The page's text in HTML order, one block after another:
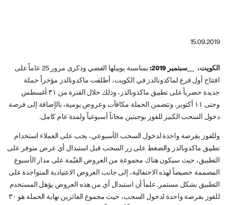
15.09.2019
الكويت، __سبتمبر 2019:
بمناسبة يوبيلها الفضي وذكرى مرور 25 عاماً على
افتتاح أول فرع لماكدونالدز في الكويت، أطلقت ماكدونالدز مؤخراً حملة
جديدة حصرياً على تطبيق ماكدونالدز، وذلك خلال الفترة من ٣١ أغسطس
وحتى ١١ أكتوبر. وتتضمن الحملة مكافآت وعروض يومية، بالإضافة إلى فرصة
دخول السحب الكبير للفوز بوجبتين مجاناً أسبوعياً ولمدة عام كامل.
وللفوز بفرصة واحدة لدخول السحب الأسبوعي، يجب على العملاء استخدام
تطبيق ماكدونالدز والضغط على زر السحب قبل استبدال أي عرض متوفر على
التطبيق، حيث سيكون هناك مجموعة من العروض القيّمة على مدار الأسبوع
المصممة خصيصاً لهذه الاحتفالية، إلى جانب العروض الاعتيادية المتواجدة على
التطبيق بشكل مستمر. علماً أن استبدال أي من هذه العروض يؤهل المستخدم
للفوز بفرصة واحدة لدخول السحب، حيث مجموع الفائزين نهاية الحملة هو ٣٠